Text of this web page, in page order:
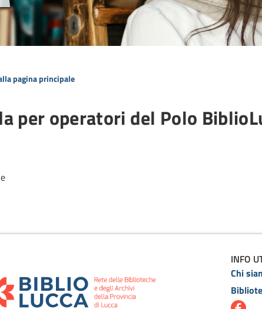
pagina principale
per operatori del Polo
INFO
Chi